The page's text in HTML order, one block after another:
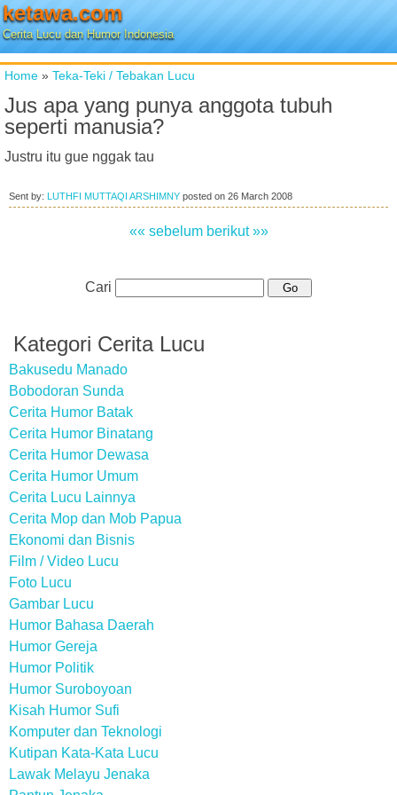
ketawa.com
Cerita Lucu dan Humor Indonesia
Home » Teka-Teki / Tebakan Lucu
Jus apa yang punya anggota tubuh
seperti manusia?
Justru itu gue nggak tau
Sent by: LUTHFI MUTTAQI ARSHIMNY posted on 26 March 2008
«« sebelum berikut »»
Cari
Kategori Cerita Lucu
Bakusedu Manado
Bobodoran Sunda
Cerita Humor Batak
Cerita Humor Binatang
Cerita Humor Dewasa
Cerita Humor Umum
Cerita Lucu Lainnya
Cerita Mop dan Mob Papua
Ekonomi dan Bisnis
Film / Video Lucu
Foto Lucu
Gambar Lucu
Humor Bahasa Daerah
Humor Gereja
Humor Politik
Humor Suroboyoan
Kisah Humor Sufi
Komputer dan Teknologi
Kutipan Kata-Kata Lucu
Lawak Melayu Jenaka